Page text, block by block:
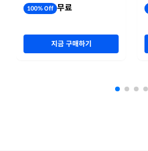
100% Off 무료
지금 구매하기